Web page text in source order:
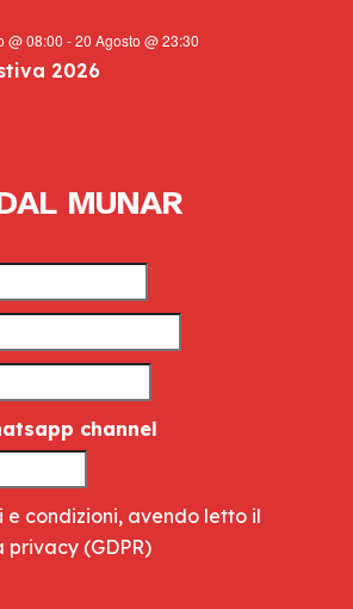
@ 08:00 -20 Agosto @ 23:30
2026
MUNAR
channel
e condizioni, avendo letto il
privacy (GDPR)